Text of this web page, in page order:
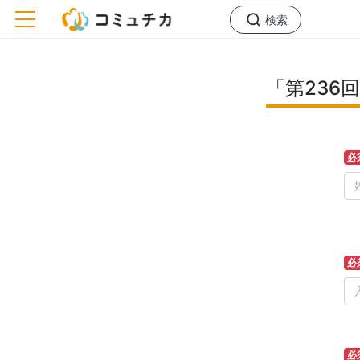
toggle navigation 検索
「第236
必
必
必